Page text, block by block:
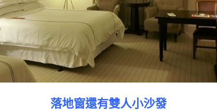
落地窗還有雙人小沙發